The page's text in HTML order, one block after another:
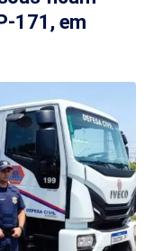
171, em